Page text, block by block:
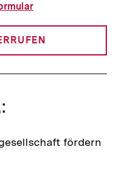
fördern